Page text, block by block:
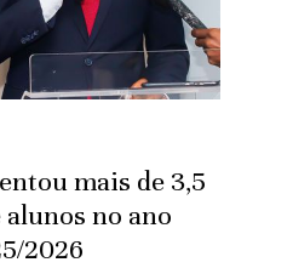
mais de 3,5
no ano
2026